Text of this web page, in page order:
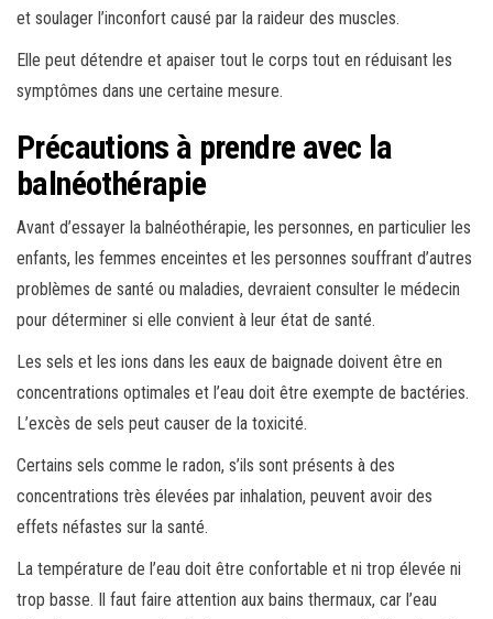
et soulager l’inconfort causé par la raideur des muscles.
Elle peut détendre et apaiser tout le corps tout en réduisant les
symptômes dans une certaine mesure.
Précautions à prendre avec la
balnéothérapie
Avant d’essayer la balnéothérapie, les personnes, en particulier les
enfants, les femmes enceintes et les personnes souffrant d’autres
problèmes de santé ou maladies, devraient consulter le médecin
pour déterminer si elle convient à leur état de santé.
Les sels et les ions dans les eaux de baignade doivent être en
concentrations optimales et l’eau doit être exempte de bactéries.
L’excès de sels peut causer de la toxicité.
Certains sels comme le radon, s’ils sont présents à des
concentrations très élevées par inhalation, peuvent avoir des
effets néfastes sur la santé.
La température de l’eau doit être confortable et ni trop élevée ni
trop basse. Il faut faire attention aux bains thermaux, car l’eau